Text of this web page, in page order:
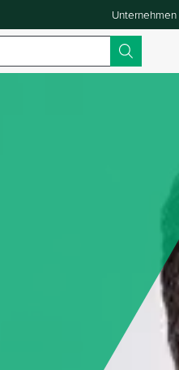
Unternehmen
Dropdown-